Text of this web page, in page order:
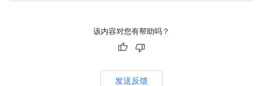
该内容对您有帮助吗？
发送反馈